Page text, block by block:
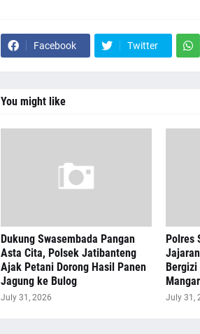
Facebook Twitter
You might like
Dukung Swasembada Pangan
Asta Cita, Polsek Jatibanteng
Ajak Petani Dorong Hasil Panen
Jagung ke Bulog
July 31, 2026
Polres
July 31,